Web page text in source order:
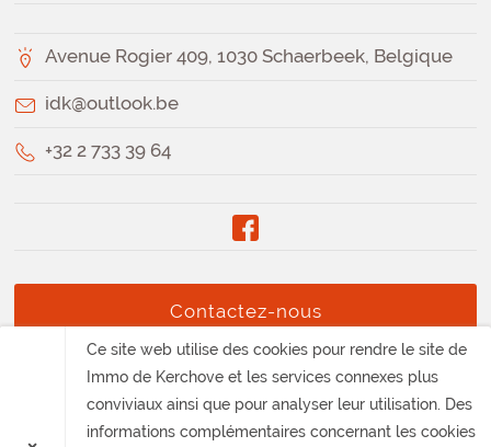
Avenue Rogier 409, 1030 Schaerbeek, Belgique
idk@outlook.be
+32 2 733 39 64
Contactez-nous
·Conditions Générales d’Utilisation·
Ce site web utilise des cookies pour rendre le site de
Immo de Kerchove et les services connexes plus
conviviaux ainsi que pour analyser leur utilisation. Des
informations complémentaires concernant les cookies